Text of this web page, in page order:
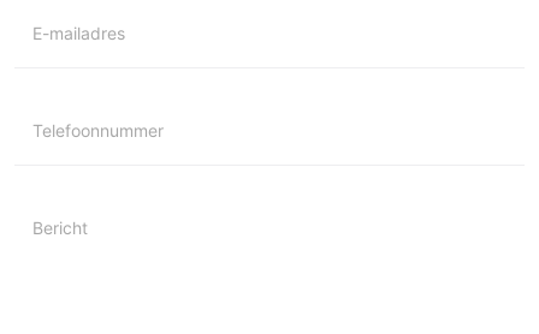
Mirror TV
E-mailadres
Telefoonnummer
Bericht